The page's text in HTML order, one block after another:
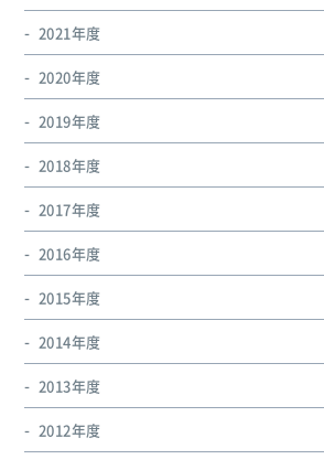
2021年度
2020年度
2019年度
2018年度
2017年度
2016年度
2015年度
2014年度
2013年度
2012年度